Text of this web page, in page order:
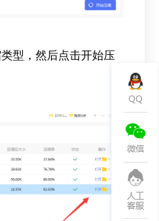
型，然后点击开始压